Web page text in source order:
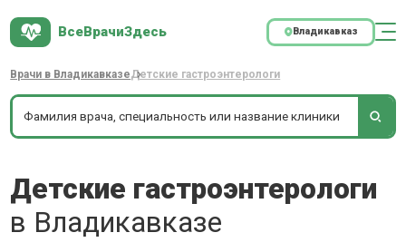
ВсеВрачиЗдесь Владикавказ
Врачи в ВладикавказеДетские гастроэнтерологи
Детские гастроэнтерологи
в Владикавказе